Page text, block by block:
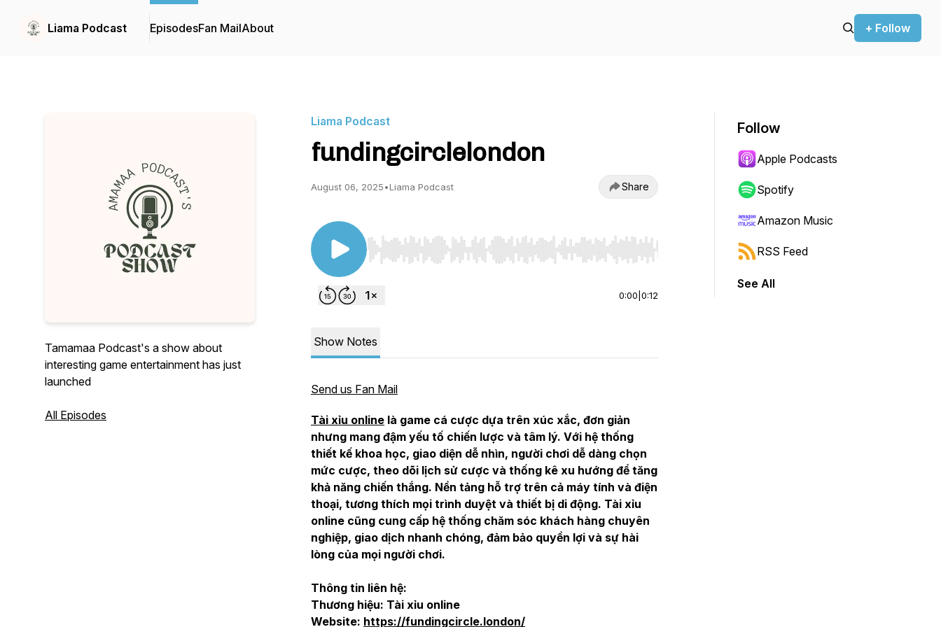
Liama Podcast EpisodesFan MailAbout + Follow
Tamamaa Podcast's a show about
interesting game entertainment has just
launched
All Episodes
Liama Podcast
fundingcirclelondon
August 06, 2025•Liama Podcast Share
Use Left/Right to seek, Home/End to jump to start or end. Hold shift to jump forward or backward.
0:00 0:12
Show Notes
Send us Fan Mail
Tài xỉu online là game cá cược dựa trên xúc xắc, đơn giản
nhưng mang đậm yếu tố chiến lược và tâm lý. Với hệ thống
thiết kế khoa học, giao diện dễ nhìn, người chơi dễ dàng chọn
mức cược, theo dõi lịch sử cược và thống kê xu hướng để tăng
khả năng chiến thắng. Nền tảng hỗ trợ trên cả máy tính và điện
thoại, tương thích mọi trình duyệt và thiết bị di động. Tài xỉu
online cũng cung cấp hệ thống chăm sóc khách hàng chuyên
nghiệp, giao dịch nhanh chóng, đảm bảo quyền lợi và sự hài
lòng của mọi người chơi.
Thông tin liên hệ:
Thương hiệu: Tài xỉu online
Website: https://fundingcircle.london/
Follow
Apple Podcasts
Spotify
Amazon Music
RSS Feed
See All